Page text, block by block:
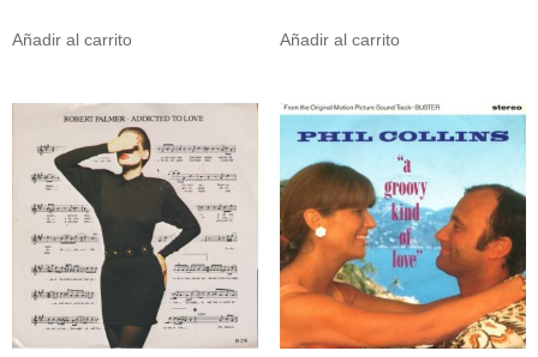
Añadir al carrito Añadir al carrito